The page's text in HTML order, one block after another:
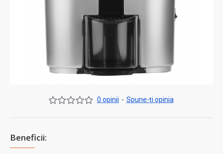
Beneficii:
0 opinii - Spune-ţi opinia